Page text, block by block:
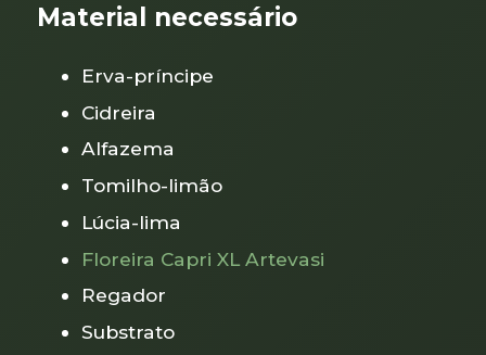
Material necessário
Erva-príncipe
Cidreira
Alfazema
Tomilho-limão
Lúcia-lima
Floreira Capri XL Artevasi
Regador
Substrato